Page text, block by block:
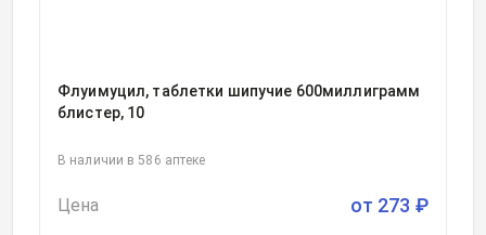
Флуимуцил, таблетки шипучие 600миллиграмм
блистер, 10
В наличии в 586 аптеке
Цена от 273 ₽